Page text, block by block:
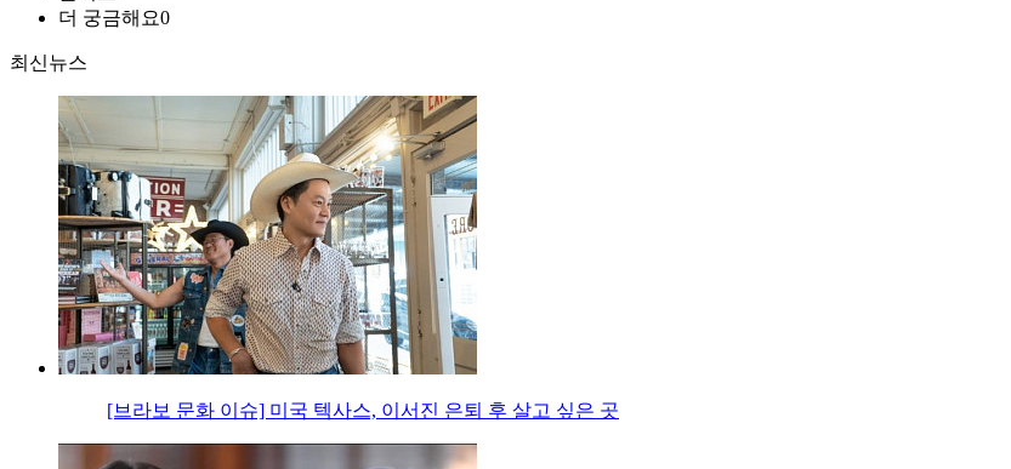
더 궁금해요0
최신뉴스
[브라보 문화 이슈] 미국 텍사스, 이서진 은퇴 후 살고 싶은 곳